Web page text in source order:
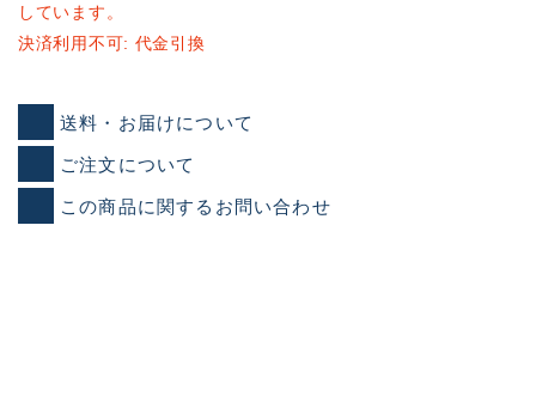
しています。
決済利用不可: 代金引換
送料・お届けについて
ご注文について
この商品に関するお問い合わせ